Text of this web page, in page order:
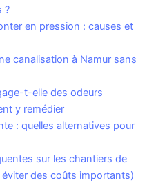
?
en pression : causes et
canalisation à Namur sans
t-elle des odeurs
y remédier
: quelles alternatives pour
sur les chantiers de
des coûts importants)